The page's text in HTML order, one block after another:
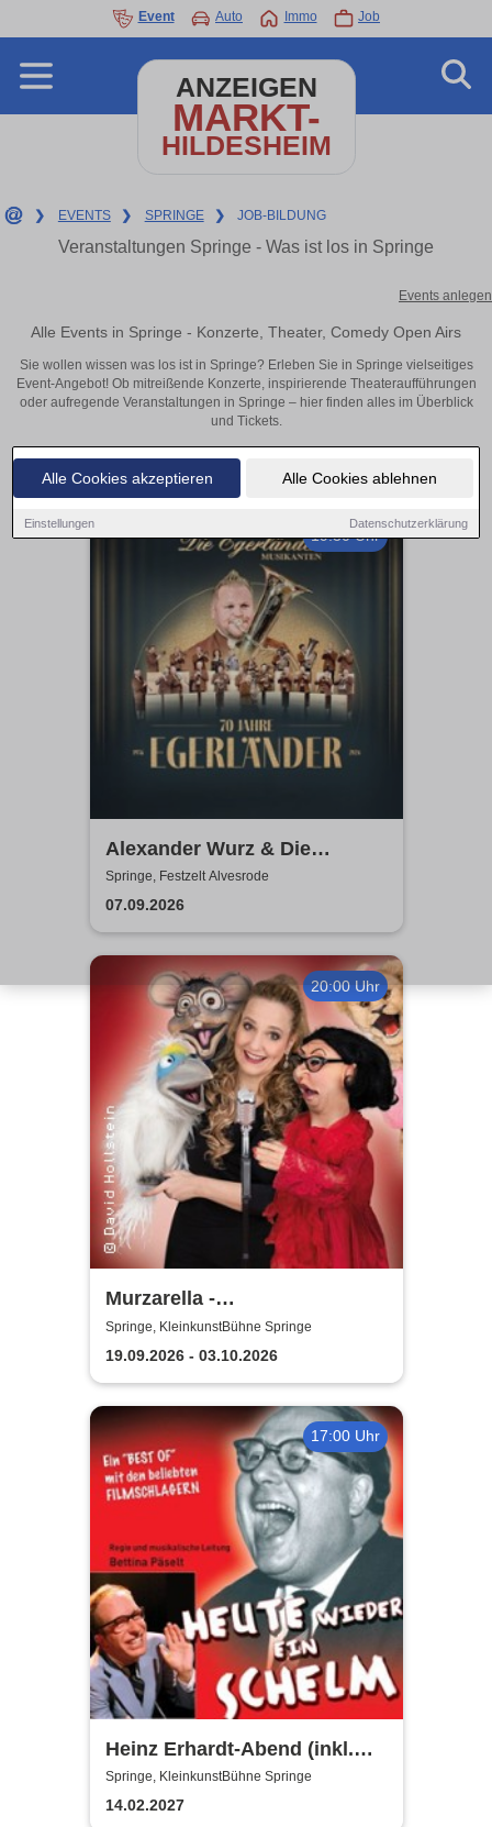
Alle Cookies akzeptieren Alle Cookies ablehnen
Einstellungen Datenschutzerklärung
Event Auto Immo Job
ANZEIGEN
MARKT-
HILDESHEIM
❯ EVENTS ❯ SPRINGE ❯ JOB-BILDUNG
Veranstaltungen Springe - Was ist los in Springe
Events anlegen
Alle Events in Springe - Konzerte, Theater, Comedy Open Airs
Sie wollen wissen was los ist in Springe? Erleben Sie in Springe vielseitiges
Event-Angebot! Ob mitreißende Konzerte, inspirierende Theateraufführungen
oder aufregende Veranstaltungen in Springe – hier finden alles im Überblick
und Tickets.
19:30 Uhr
Alexander Wurz & Die
Egerländer Musikanten - Das
Original
Springe, Festzelt Alvesrode
07.09.2026
20:00 Uhr
Murzarella -
Bauchgesänge...Best Of
Springe, KleinkunstBühne Springe
19.09.2026 - 03.10.2026
17:00 Uhr
Heinz Erhardt-Abend (inkl.
Getränke)
Springe, KleinkunstBühne Springe
14.02.2027